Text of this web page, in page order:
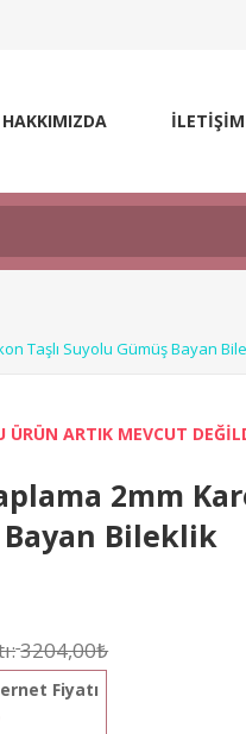
HAKKIMIZDA İLETİŞİM
Taşlı Suyolu Gümüş Bayan
ÜRÜN ARTIK MEVCUT
2mm
Bayan Bileklik
3204,00₺
Fiyatı